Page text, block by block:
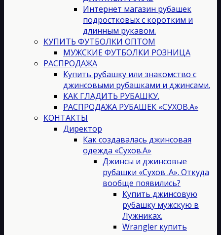
Интернет магазин рубашек
подростковых с коротким и
длинным рукавом.
КУПИТЬ ФУТБОЛКИ ОПТОМ
МУЖСКИЕ ФУТБОЛКИ РОЗНИЦА
РАСПРОДАЖА
Купить рубашку или знакомство с
джинсовыми рубашками и джинсами.
КАК ГЛАДИТЬ РУБАШКУ.
РАСПРОДАЖА РУБАШЕК «СУХОВ.А»
КОНТАКТЫ
Директор
Как создавалась джинсовая
одежда «Сухов.А»
Джинсы и джинсовые
рубашки «Сухов .А». Откуда
вообще появились?
Купить джинсовую
рубашку мужскую в
Лужниках.
Wrangler купить